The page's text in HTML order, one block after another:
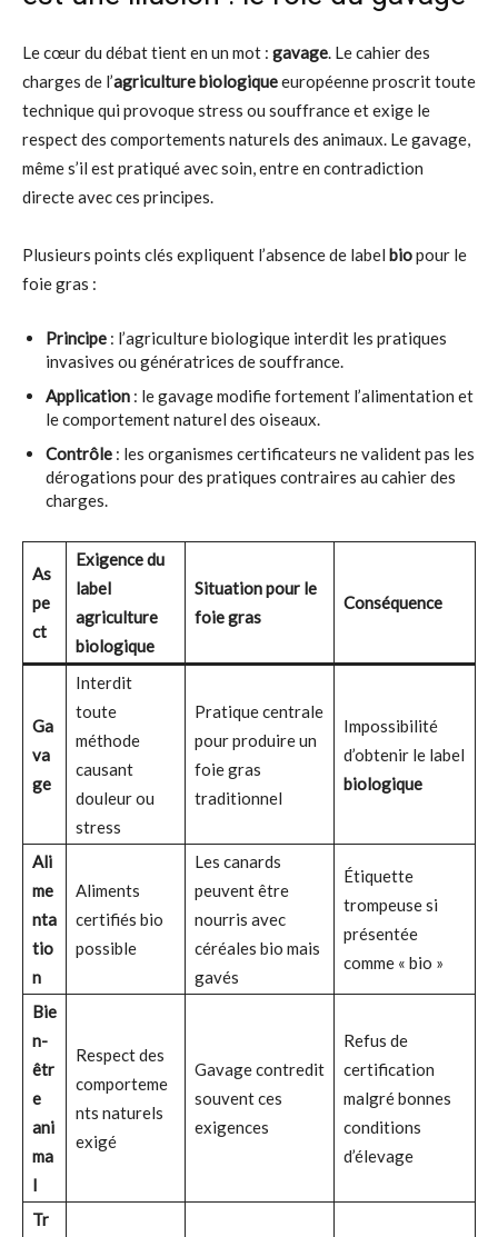
Le cœur du débat tient en un mot : gavage. Le cahier des
charges de l’agriculture biologiqueeuropéenne proscrit toute
technique qui provoque stress ou souffrance et exige le
respect des comportements naturels des animaux. Le gavage,
même s’il est pratiqué avec soin, entre en contradiction
directe avec ces principes.
Plusieurs points clés expliquent l’absence de label biopour le
foie gras :
Principe : l’agriculture biologique interdit les pratiques
invasives ou génératrices de souffrance.
Application : le gavage modifie fortement l’alimentation et
le comportement naturel des oiseaux.
Contrôle : les organismes certificateurs ne valident pas les
dérogations pour des pratiques contraires au cahier des
charges.
As
pe
ct
Exigence du
label
agriculture
biologique
Situation pour le
foie gras
Conséquence
Ga
va
ge
Interdit
toute
méthode
causant
douleur ou
stress
Pratique centrale
pour produire un
foie gras
traditionnel
Impossibilité
d’obtenir le label
biologique
Ali
me
nta
tio
n
Aliments
certifiés bio
possible
Les canards
peuvent être
nourris avec
céréales bio mais
gavés
Étiquette
trompeuse si
présentée
comme « bio »
Bie
n-
êtr
e
ani
ma
l
Respect des
comporteme
nts naturels
exigé
Gavage contredit
souvent ces
exigences
Refus de
certification
malgré bonnes
conditions
d’élevage
Tr